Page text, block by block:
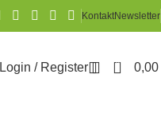
KontaktNewsletter
Login / Register 0 0,00